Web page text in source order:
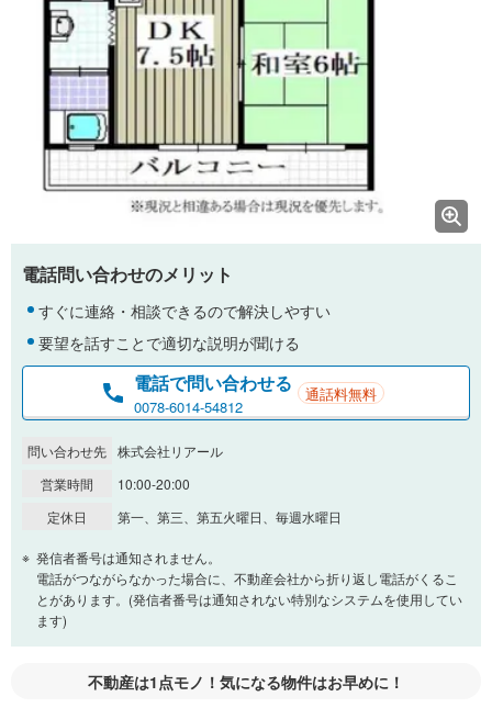
電話問い合わせのメリット
すぐに連絡・相談できるので解決しやすい
要望を話すことで適切な説明が聞ける
電話で問い合わせる
0078-6014-54812
通話料無料
問い合わせ先 株式会社リアール
営業時間
10:00-20:00
定休日
第一、第三、第五火曜日、毎週水曜日
発信者番号は通知されません。
電話がつながらなかった場合に、不動産会社から折り返し電話がくるこ
とがあります。(発信者番号は通知されない特別なシステムを使用してい
ます)
不動産は1点モノ！気になる物件はお早めに！